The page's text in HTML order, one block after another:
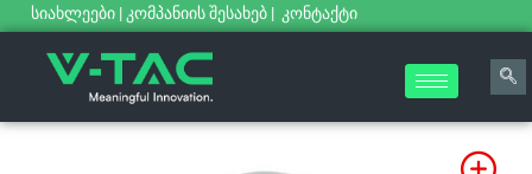
სიახლეები | კომპანიის შესახებ | კონტაქტი